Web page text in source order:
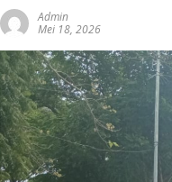
Admin
Mei 18, 2026